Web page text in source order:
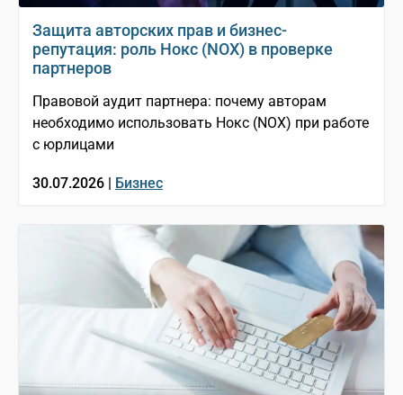
Защита авторских прав и бизнес-
репутация: роль Нокс (NOX) в проверке
партнеров
Правовой аудит партнера: почему авторам
необходимо использовать Нокс (NOX) при работе
с юрлицами
30.07.2026 | Бизнес